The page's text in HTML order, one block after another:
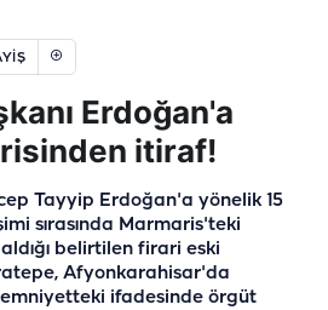
Erdoğan'a
itiraf!
Tayyip Erdoğan'a yönelik 15
sırasında Marmaris'teki
belirtilen firari eski
Afyonkarahisar'da
emniyetteki ifadesinde örgüt